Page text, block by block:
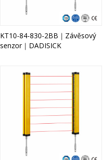
KT10-84-830-2BB｜Závěsový
senzor｜DADISICK